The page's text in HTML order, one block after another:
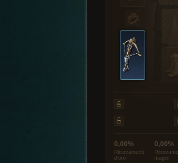
0,00%
Ritrovamenti
d’oro
0,00%
magici